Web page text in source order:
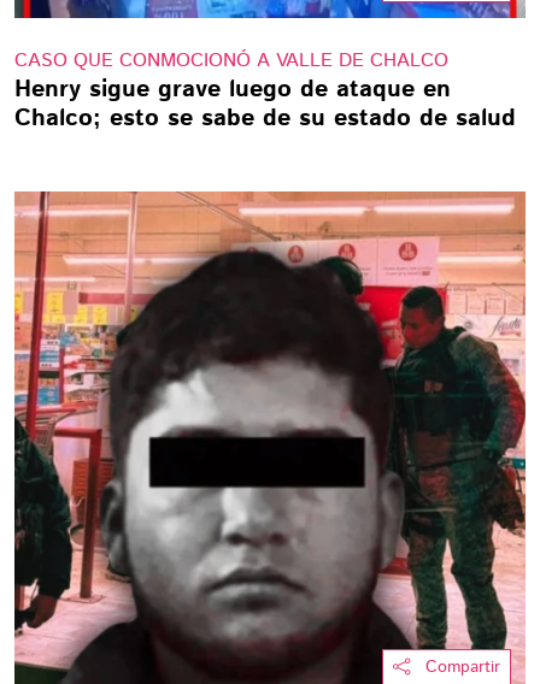
CASO QUE CONMOCIONÓ A VALLE DE CHALCO
Henry sigue grave luego de ataque en
Chalco; esto se sabe de su estado de salud
Compartir